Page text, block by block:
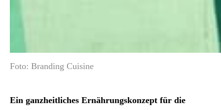
Foto: Branding Cuisine
Ein ganzheitliches Ernährungskonzept für die